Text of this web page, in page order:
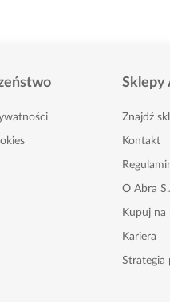
Sklepy
Znajdź
Kontakt
O Abra
Kupuj na
Kariera
Strategia